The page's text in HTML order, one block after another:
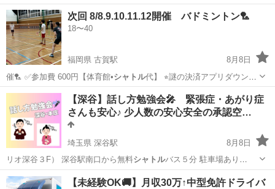
じる爽快感や、素早…
愛知 名古屋市 シャトル
次回 8/8.9.10.11.12開催 バドミントン🏸
18〜40
福岡県 古賀駅
8月8日
催🏸 ✅参加費 600円【体育館•シャトル代】 ⭐︎謎の決済アプリダウンロ
ード…
福岡 古賀市 古賀駅 バドミントン
【深谷】話し方勉強会🎤 緊張症・あがり症
さんも安心♪ 少人数の安心安全の承認空…
埼玉県 深谷駅
8月8日
リオ深谷３F） 深谷駅南口から無料シャトルバス５分 駐車場あり
…
埼玉 深谷市 深谷駅 その他 勉強会
【未経験OK🚚】月収30万↑中型免許ドライバ